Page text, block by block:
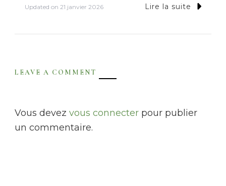
Updated on 21 janvier 2026 Lire la suite
LEAVE A COMMENT
Vous devez vous connecter pour publier
un commentaire.